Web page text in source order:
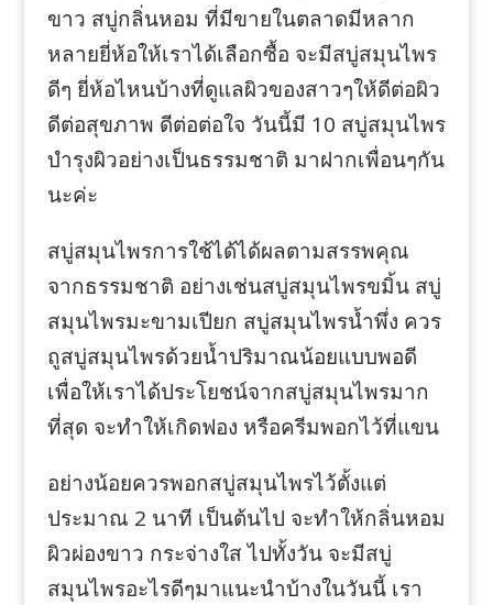
ขาว สบู่กลิ่นหอม ที่มีขายในตลาดมีหลาก
หลายยี่ห้อให้เราได้เลือกซื้อ จะมีสบู่สมุนไพร
ดีๆ ยี่ห้อไหนบ้างที่ดูแลผิวของสาวๆให้ดีต่อผิว
ดีต่อสุขภาพ ดีต่อต่อใจ วันนี้มี 10 สบู่สมุนไพร
บำรุงผิวอย่างเป็นธรรมชาติ มาฝากเพื่อนๆกัน
นะค่ะ
สบู่สมุนไพรการใช้ได้ได้ผลตามสรรพคุณ
จากธรรมชาติ อย่างเช่นสบู่สมุนไพรขมิ้น สบู่
สมุนไพรมะขามเปียก สบู่สมุนไพรน้ำพึ่ง ควร
ถูสบู่สมุนไพรด้วยน้ำปริมาณน้อยแบบพอดี
เพื่อให้เราได้ประโยชน์จากสบู่สมุนไพรมาก
ที่สุด จะทำให้เกิดฟอง หรือครีมพอกไว้ที่แขน
อย่างน้อยควรพอกสบู่สมุนไพรไว้ตั้งแต่
ประมาณ 2 นาที เป็นต้นไป จะทำให้กลิ่นหอม
ผิวผ่องขาว กระจ่างใส ไปทั้งวัน จะมีสบู่
สมุนไพรอะไรดีๆมาแนะนำบ้างในวันนี้ เรา